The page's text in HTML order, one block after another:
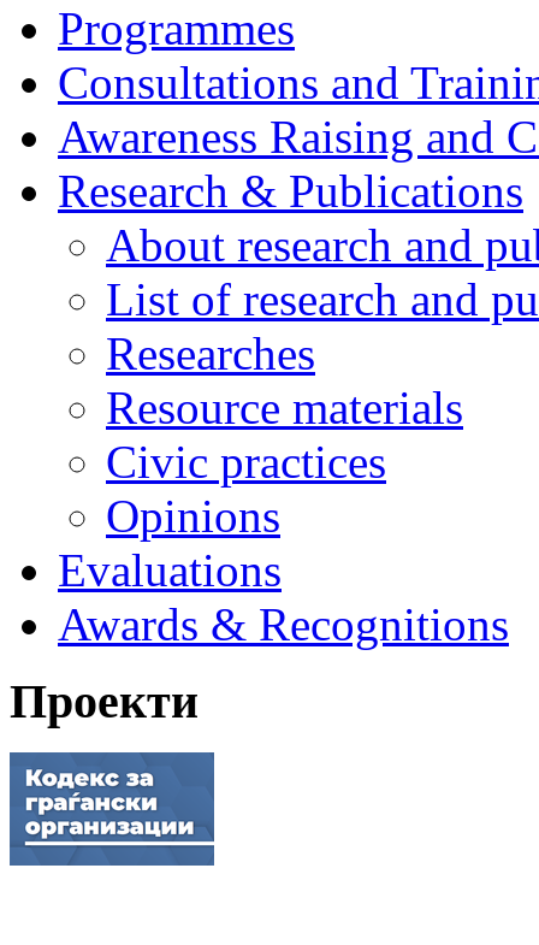
Programmes
Consultations and
Awareness Raising and
Research & Publications
About research and
List of research and
Researches
Resource materials
Civic practices
Opinions
Evaluations
Awards & Recognitions
Проекти